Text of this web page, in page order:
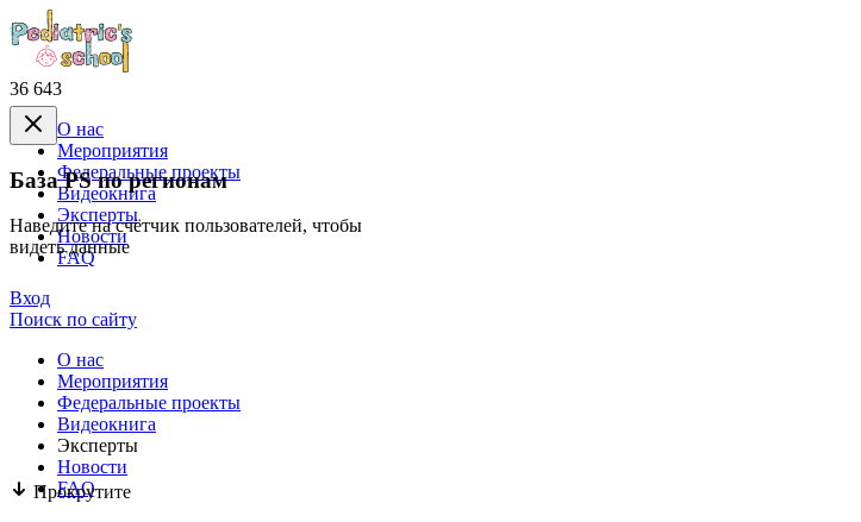
36 643
База PS по регионам
Наведите на счётчик пользователей, чтобы
видеть данные
Прокрутите
О нас
Mероприятия
Федеральные проекты
Видеокнига
Эксперты
Новости
FAQ
Вход
Поиск по сайту
О нас
Mероприятия
Федеральные проекты
Видеокнига
Эксперты
Новости
FAQ